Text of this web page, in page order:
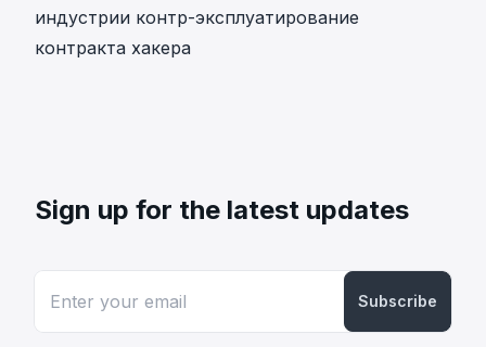
индустрии контр-эксплуатирование
контракта хакера
Sign up for the latest updates
Subscribe